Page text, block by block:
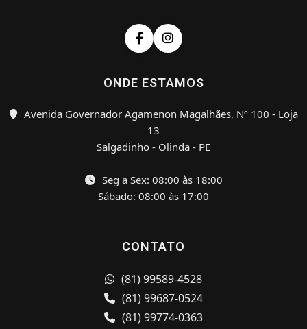
ONDE ESTAMOS
Avenida Governador Agamenon Magalhães, Nº 100 - Loja
13
Salgadinho - Olinda - PE
Seg a Sex: 08:00 às 18:00
Sábado: 08:00 às 17:00
CONTATO
(81) 99589-4528
(81) 99687-0524
(81) 99774-0363